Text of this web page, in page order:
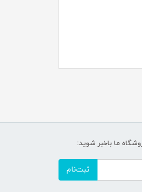
ما باخبر شوید:
ثبت‌نام